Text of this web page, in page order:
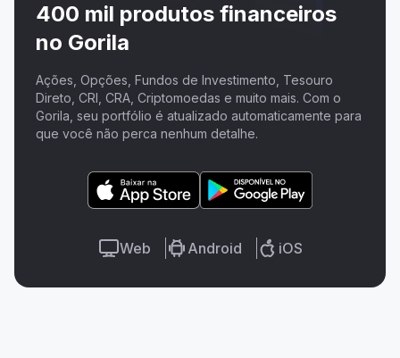
400 mil produtos financeiros
no Gorila
Ações, Opções, Fundos de Investimento, Tesouro
Direto, CRI, CRA, Criptomoedas e muito mais. Com o
Gorila, seu portfólio é atualizado automaticamente para
que você não perca nenhum detalhe.
Web Android iOS